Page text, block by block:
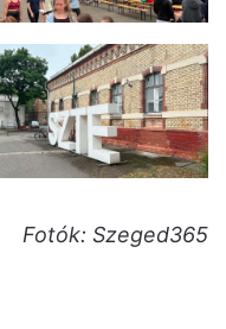
Fotók: Szeged365